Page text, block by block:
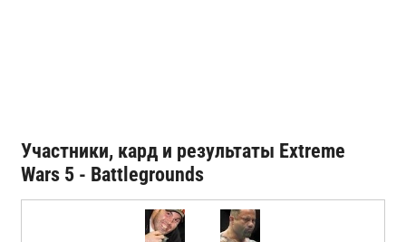
Участники, кард и результаты Extreme
Wars 5 - Battlegrounds